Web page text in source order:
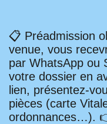
📋 Préadmission
venue, vous
par WhatsApp ou
votre dossier en
lien, présentez-
pièces (carte
ordonnances…).